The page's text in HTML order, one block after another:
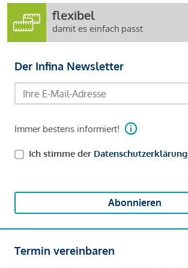
flexibel
damit es einfach passt
Der Infina Newsletter
Immer bestens informiert!
Ich stimme der Datenschutzerklärung
Abonnieren
Termin vereinbaren